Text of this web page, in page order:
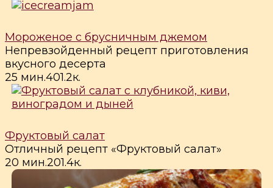
Мороженое с брусничным джемом
Непревзойденный рецепт приготовления
вкусного десерта
25 мин.401.2к.
Фруктовый салат
Отличный рецепт «Фруктовый салат»
20 мин.201.4к.